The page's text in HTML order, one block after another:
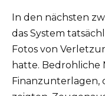
In den nächsten
das System
Fotos von
hatte. Bedrohliche
Finanzunterlagen,